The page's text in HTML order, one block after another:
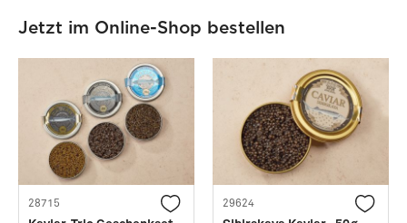
Jetzt im Online-Shop bestellen
28715 29624